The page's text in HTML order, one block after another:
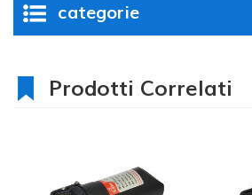
categorie
Prodotti Correlati